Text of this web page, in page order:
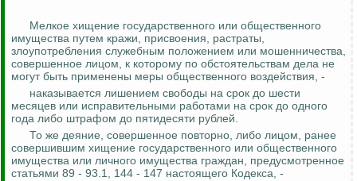
Мелкое хищение государственного или общественного
имущества путем кражи, присвоения, растраты,
злоупотребления служебным положением или мошенничества,
совершенное лицом, к которому по обстоятельствам дела не
могут быть применены меры общественного воздействия, -
наказывается лишением свободы на срок до шести
месяцев или исправительными работами на срок до одного
года либо штрафом до пятидесяти рублей.
То же деяние, совершенное повторно, либо лицом, ранее
совершившим хищение государственного или общественного
имущества или личного имущества граждан, предусмотренное
статьями 89 - 93.1, 144 - 147 настоящего Кодекса, -